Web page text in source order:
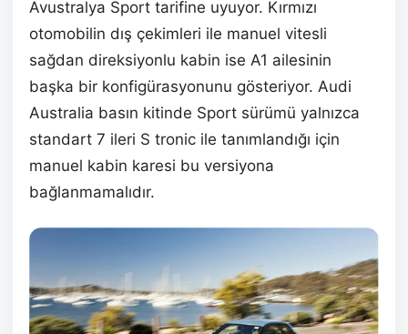
Avustralya Sport tarifine uyuyor. Kırmızı
otomobilin dış çekimleri ile manuel vitesli
sağdan direksiyonlu kabin ise A1 ailesinin
başka bir konfigürasyonunu gösteriyor. Audi
Australia basın kitinde Sport sürümü yalnızca
standart 7 ileri S tronic ile tanımlandığı için
manuel kabin karesi bu versiyona
bağlanmamalıdır.